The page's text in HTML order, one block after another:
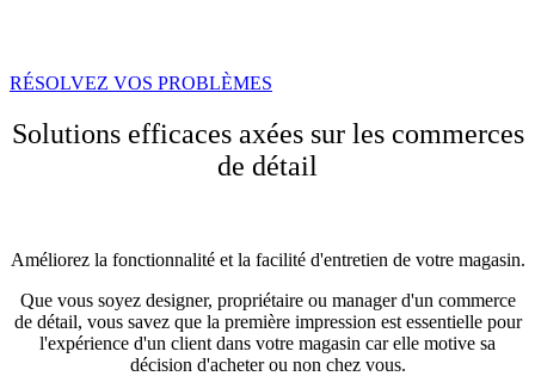
RÉSOLVEZ VOS PROBLÈMES
Solutions efficaces axées sur les commerces
de détail
Améliorez la fonctionnalité et la facilité d'entretien de votre magasin.
Que vous soyez designer, propriétaire ou manager d'un commerce
de détail, vous savez que la première impression est essentielle pour
l'expérience d'un client dans votre magasin car elle motive sa
décision d'acheter ou non chez vous.